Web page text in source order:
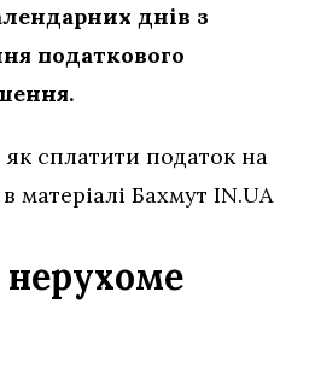
днів з
податкового
сплатити податок на
Бахмут IN.UA